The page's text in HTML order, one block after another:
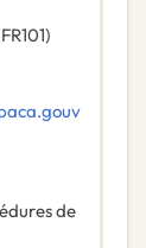
FR101)
de